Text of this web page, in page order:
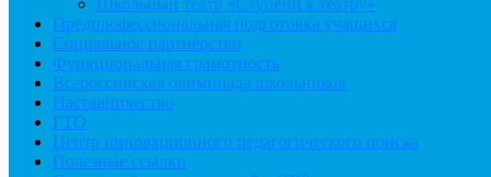
Школьный театр «Ступени к театру»
Предпрофессиональная подготовка учащихся
Социальное партнёрство
Функциональная грамотность
Всероссийская олимпиада школьников
Наставничество
ГТО
Центр инновационного педагогического поиска
Полезные ссылки